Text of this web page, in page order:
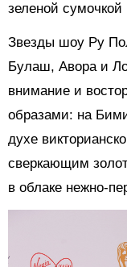
зеленой сумочкой
Звезды шоу Ру
Булаш, Авора и
внимание и
образами: на
духе
сверкающим
в облаке нежно-